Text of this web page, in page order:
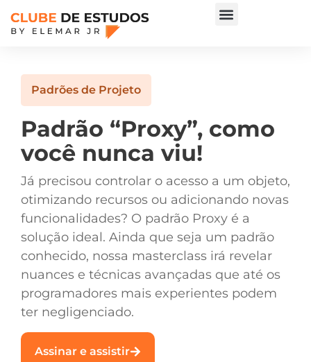
Padrões de Projeto
Padrão “Proxy”, como
você nunca viu!
Já precisou controlar o acesso a um objeto,
otimizando recursos ou adicionando novas
funcionalidades? O padrão Proxy é a
solução ideal. Ainda que seja um padrão
conhecido, nossa masterclass irá revelar
nuances e técnicas avançadas que até os
programadores mais experientes podem
ter negligenciado.
Assinar e assistir